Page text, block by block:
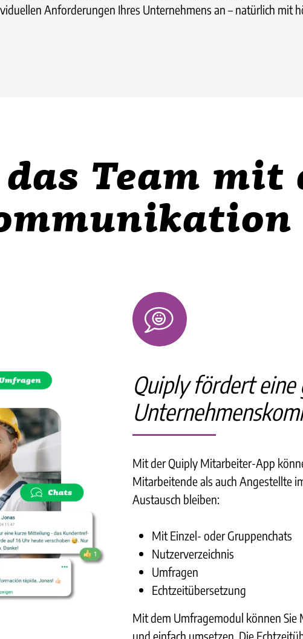
Anforderungen Ihres Unternehmens an – natürlich mit
Team mit
Quiply fördert eine
Mit der Quiply Mitarbeiter-App
Mitarbeitende als auch Angestellte
Austausch bleiben:
Mit Einzel- oder Gruppenchats
Nutzerverzeichnis
Umfragen
Echtzeitübersetzung
Mit dem Umfragemodul können
und einfach umsetzen. Die